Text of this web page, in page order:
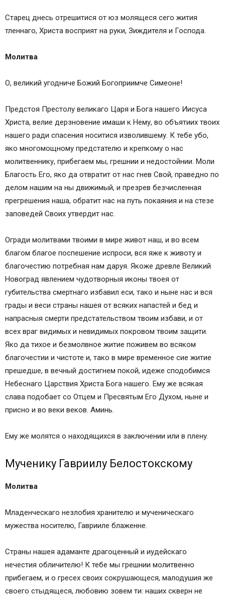
Старец днесь отрешитися от юз молящеся сего жития
тленнаго, Христа восприят на руки, Зиждителя и Господа.
Молитва
О, великий угодниче Божий Богоприимче Симеоне!
Предстоя Престолу великаго Царя и Бога нашего Иисуса
Христа, велие дерзновение имаши к Нему, во объятиих твоих
нашего ради спасения носитися изволившему. К тебе убо,
яко многомощному предстателю и крепкому о нас
молитвеннику, прибегаем мы, грешнии и недостойнии. Моли
Благость Его, яко да отвратит от нас гнев Свой, праведно по
делом нашим на ны движимый, и презрев безчисленная
прегрешения наша, обратит нас на путь покаяния и на стезе
заповедей Своих утвердит нас.
Огради молитвами твоими в мире живот наш, и во всем
благом благое поспешение испроси, вся яже к животу и
благочестию потребная нам даруя. Якоже древле Великий
Новоград явлением чудотворныя иконы твоея от
губительства смертнаго избавил еси, тако и ныне нас и вся
грады и веси страны нашея от всяких напастей и бед и
напрасныя смерти предстательством твоим избави, и от
всех враг видимых и невидимых покровом твоим защити.
Яко да тихое и безмолвное житие поживем во всяком
благочестии и чистоте и, тако в мире временное сие житие
прешедше, в вечный достигнем покой, идеже сподобимся
Небеснаго Царствия Христа Бога нашего. Ему же всякая
слава подобает со Отцем и Пресвятым Его Духом, ныне и
присно и во веки веков. Аминь.
Ему же молятся о находящихся в заключении или в плену.
Мученику Гавриилу Белостокскому
Молитва
Младенческаго незлобия хранителю и мученическаго
мужества носителю, Гаврииле блаженне.
Страны нашея адаманте драгоценный и иудейскаго
нечестия обличителю! К тебе мы грешнии молитвенно
прибегаем, и о гресех своих сокрушающеся, малодушия же
своего стыдящеся, любовию зовем ти: наших скверн не